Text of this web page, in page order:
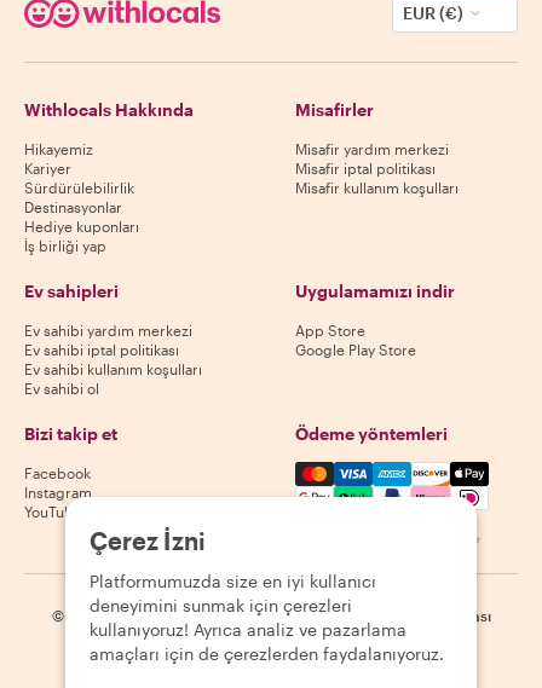
EUR (€)
Withlocals Hakkında
Hikayemiz
Kariyer
Sürdürülebilirlik
Destinasyonlar
Hediye kuponları
İş birliği yap
Misafirler
Misafir yardım merkezi
Misafir iptal politikası
Misafir kullanım koşulları
Ev sahipleri
Ev sahibi yardım merkezi
Ev sahibi iptal politikası
Ev sahibi kullanım koşulları
Ev sahibi ol
Uygulamamızı indir
App Store
Google Play Store
Bizi takip et
Facebook
Instagram
YouTube
Ödeme yöntemleri
Mastercard, Visa, Amex,
Kullanılabilirlik destinasyona göre değişir
© 2026 Withlocals.com | Gizlilik Politikası | Çerezler Site haritası
Çerez İzni
Platformumuzda size en iyi kullanıcı
deneyimini sunmak için çerezleri
kullanıyoruz! Ayrıca analiz ve pazarlama
amaçları için de çerezlerden faydalanıyoruz.